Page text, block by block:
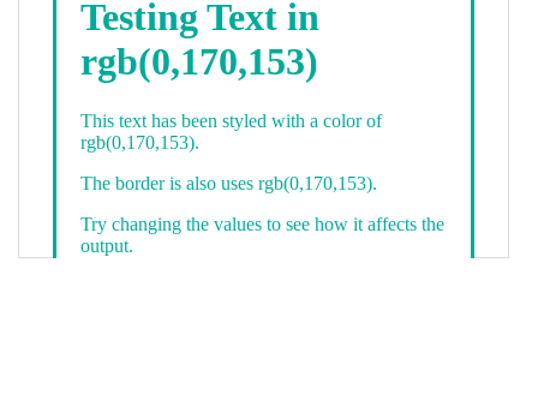
div class="textColor borderColor"
< h1>Testing Text in rgb(0,170,153)